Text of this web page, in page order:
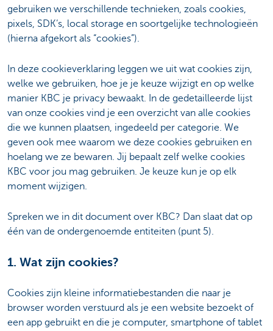
gebruiken we verschillende technieken, zoals cookies,
pixels, SDK’s, local storage en soortgelijke technologieën
(hierna afgekort als “cookies”).
In deze cookieverklaring leggen we uit wat cookies zijn,
welke we gebruiken, hoe je je keuze wijzigt en op welke
manier KBC je privacy bewaakt. In de gedetailleerde lijst
van onze cookies vind je een overzicht van alle cookies
die we kunnen plaatsen, ingedeeld per categorie. We
geven ook mee waarom we deze cookies gebruiken en
hoelang we ze bewaren. Jij bepaalt zelf welke cookies
KBC voor jou mag gebruiken. Je keuze kun je op elk
moment wijzigen.
Spreken we in dit document over KBC? Dan slaat dat op
één van de ondergenoemde entiteiten (punt 5).
1. Wat zijn cookies?
Cookies zijn kleine informatiebestanden die naar je
browser worden verstuurd als je een website bezoekt of
een app gebruikt en die je computer, smartphone of tablet